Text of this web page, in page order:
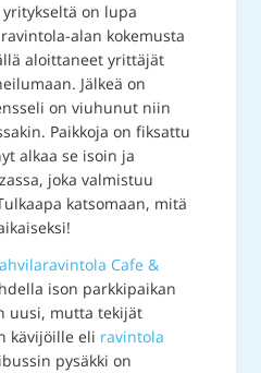
on lupa
alan kokemusta
aloittaneet yrittäjät
Jälkeä on
on viuhunut niin
Paikkoja on fiksattu
alkaa se isoin ja
joka valmistuu
katsomaan, mitä
Cafe &
ison parkkipaikan
uusi, mutta tekijät
kävijöille eli ravintola
pysäkki on